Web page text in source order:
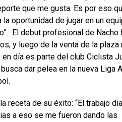
que me gusta. Es por eso
oportunidad de jugar en un
El debut profesional de Nacho
y luego de la venta de la
día es parte del club Ciclista
dar pelea en la nueva Liga
receta de su éxito: “El trabajo
a eso se me fueron dando las